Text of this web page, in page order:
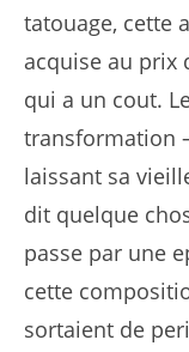
tatouage, cette
acquise au prix
qui a un cout.
transformation
laissant sa
dit quelque
passe par une
cette
sortaient de